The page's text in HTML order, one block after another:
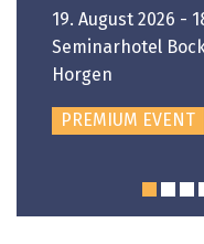
19. August 2026 -
Seminarhotel
Horgen
PREMIUM EVENT